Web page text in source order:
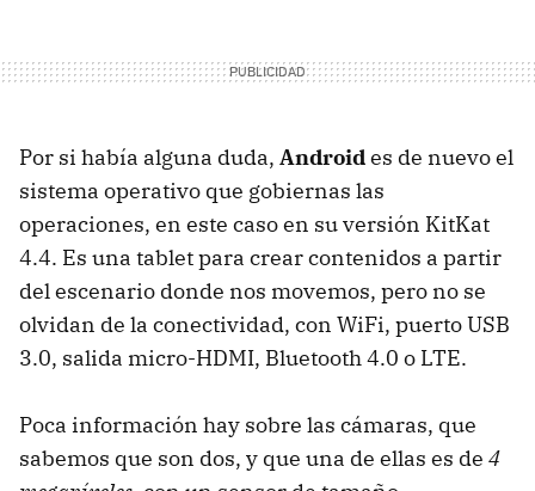
Por si había alguna duda, Androides de nuevo el
sistema operativo que gobiernas las
operaciones, en este caso en su versión KitKat
4.4. Es una tablet para crear contenidos a partir
del escenario donde nos movemos, pero no se
olvidan de la conectividad, con WiFi, puerto USB
3.0, salida micro-HDMI, Bluetooth 4.0 o LTE.
Poca información hay sobre las cámaras, que
sabemos que son dos, y que una de ellas es de 4